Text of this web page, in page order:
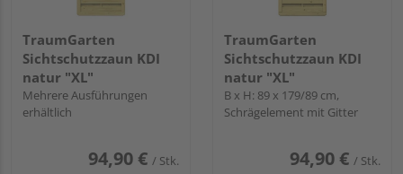
TraumGarten
Sichtschutzzaun KDI
natur "XL"
Mehrere Ausführungen
erhältlich
94,90 € / Stk.
TraumGarten
Sichtschutzzaun KDI
natur "XL"
B x H: 89 x 179/89 cm,
Schrägelement mit Gitter
94,90 € / Stk.